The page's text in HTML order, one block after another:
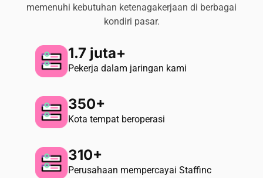
memenuhi kebutuhan ketenagakerjaan di berbagai
kondiri pasar.
1.7 juta+​
Pekerja dalam jaringan kami​
350+
Kota tempat beroperasi
310+
Perusahaan mempercayai Staffinc